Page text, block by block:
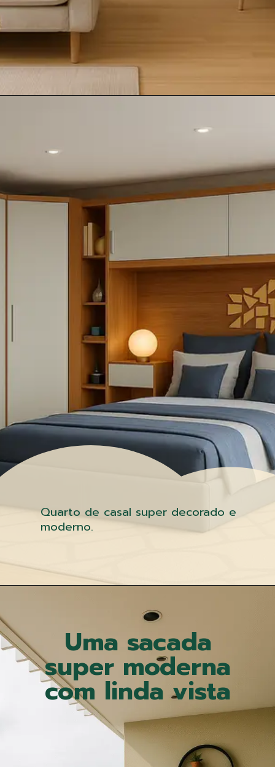
Quarto de casal super decorado e
moderno.
Uma sacada
super moderna
com linda vista